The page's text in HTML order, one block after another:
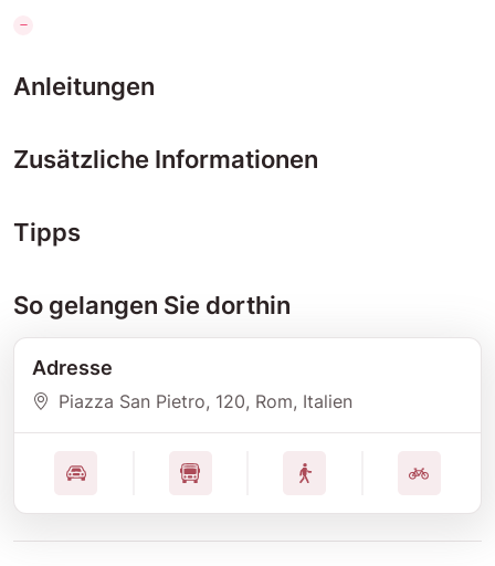
Anleitungen
Zusätzliche Informationen
Tipps
So gelangen Sie dorthin
Adresse
Piazza San Pietro, 120, Rom, Italien